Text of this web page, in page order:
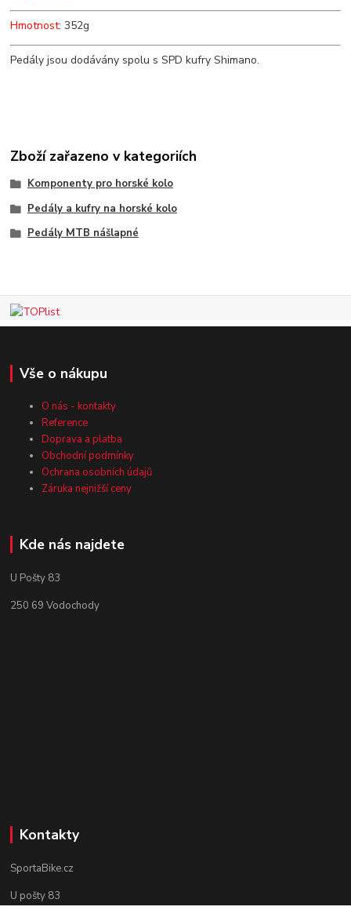
Hmotnost: 352g
Pedály jsou dodávány spolu s SPD kufry Shimano.
Zboží zařazeno v kategoriích
Komponenty pro horské kolo
Pedály a kufry na horské kolo
Pedály MTB nášlapné
Vše o nákupu
O nás - kontakty
Reference
Doprava a platba
Obchodní podmínky
Ochrana osobních údajů
Záruka nejnižší ceny
Kde nás najdete
U Pošty 83
250 69 Vodochody
Kontakty
SportaBike.cz
U pošty 83